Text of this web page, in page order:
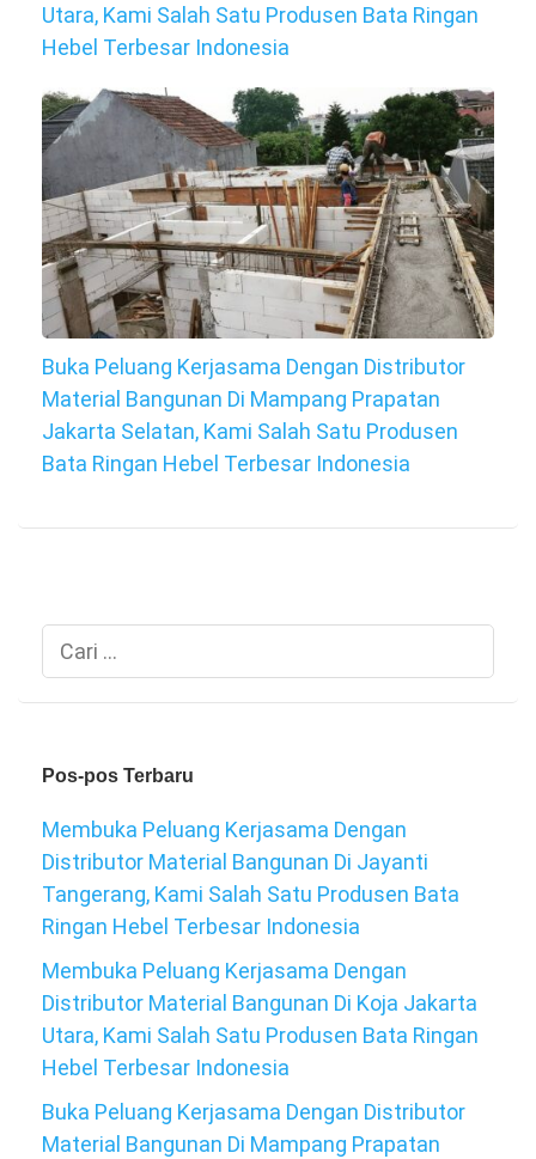
Utara, Kami Salah Satu Produsen Bata Ringan
Hebel Terbesar Indonesia
Buka Peluang Kerjasama Dengan Distributor
Material Bangunan Di Mampang Prapatan
Jakarta Selatan, Kami Salah Satu Produsen
Bata Ringan Hebel Terbesar Indonesia
Cari
untuk:
Pos-pos Terbaru
Membuka Peluang Kerjasama Dengan
Distributor Material Bangunan Di Jayanti
Tangerang, Kami Salah Satu Produsen Bata
Ringan Hebel Terbesar Indonesia
Membuka Peluang Kerjasama Dengan
Distributor Material Bangunan Di Koja Jakarta
Utara, Kami Salah Satu Produsen Bata Ringan
Hebel Terbesar Indonesia
Buka Peluang Kerjasama Dengan Distributor
Material Bangunan Di Mampang Prapatan